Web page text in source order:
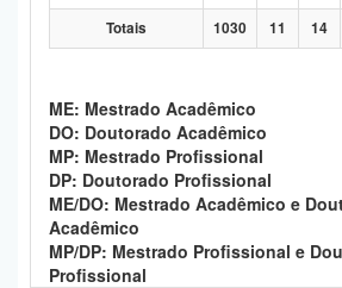
Totais 1030 11 14
ME: Mestrado Acadêmico
DO: Doutorado Acadêmico
MP: Mestrado Profissional
DP: Doutorado Profissional
ME/DO: Mestrado Acadêmico e
Acadêmico
MP/DP: Mestrado Profissional e
Profissional